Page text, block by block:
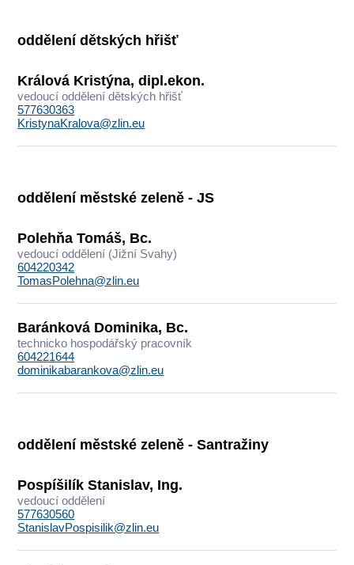
oddělení dětských hřišť
Králová Kristýna, dipl.ekon.
vedoucí oddělení dětských hřišť
577630363
KristynaKralova@zlin.eu
oddělení městské zeleně - JS
Polehňa Tomáš, Bc.
vedoucí oddělení (Jižní Svahy)
604220342
TomasPolehna@zlin.eu
Baránková Dominika, Bc.
technicko hospodářský pracovník
604221644
dominikabarankova@zlin.eu
oddělení městské zeleně - Santražiny
Pospíšilík Stanislav, Ing.
vedoucí oddělení
577630560
StanislavPospisilik@zlin.eu